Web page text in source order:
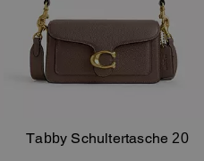
Tabby Schultertasche 20